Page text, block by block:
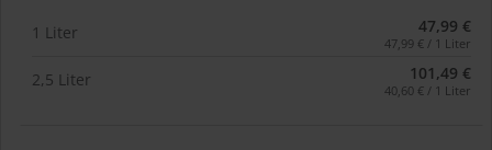
1 Liter 47,99 €
47,99 € / 1 Liter
2,5 Liter 101,49 €
40,60 € / 1 Liter